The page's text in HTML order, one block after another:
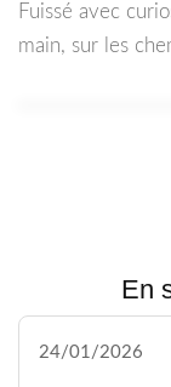
Fuissé avec
main, sur les
En
24/01/2026